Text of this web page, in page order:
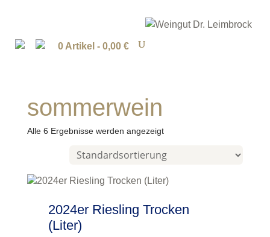
0 Artikel - 0,00 €
sommerwein
Alle 6 Ergebnisse werden angezeigt
2024er Riesling Trocken
(Liter)